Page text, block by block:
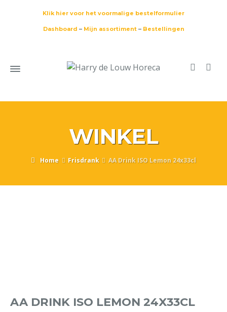
Klik hier voor het voormalige bestelformulier
Dashboard – Mijn assortiment– Bestellingen
WINKEL
Home Frisdrank AA Drink ISO Lemon 24x33cl
AA DRINK ISO LEMON 24X33CL